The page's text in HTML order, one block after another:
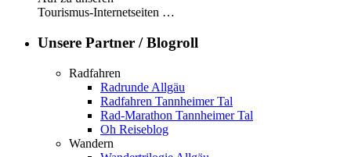
Tourismus-Internetseiten …
Unsere Partner / Blogroll
Radfahren
Radrunde Allgäu
Radfahren Tannheimer Tal
Rad-Marathon Tannheimer Tal
Oh Reiseblog
Wandern